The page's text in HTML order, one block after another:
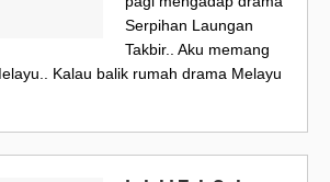
Serpihan Laungan
Takbir.. Aku memang
Kalau balik rumah drama Melayu